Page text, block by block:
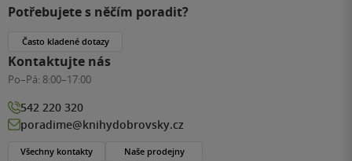
Potřebujete s něčím poradit?
Často kladené dotazy
Kontaktujte nás
Po–Pá: 8:00–17:00
542 220 320
poradime@knihydobrovsky.cz
Všechny kontakty Naše prodejny